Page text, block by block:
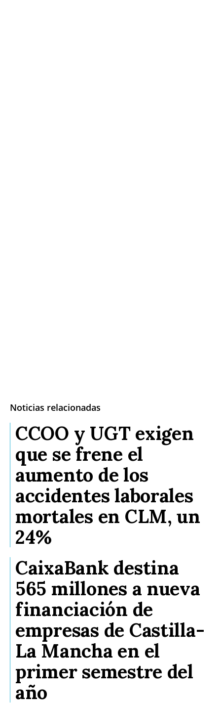
Noticias relacionadas
CCOO y UGT exigen
que se frene el
aumento de los
accidentes laborales
mortales en CLM, un
24%
CaixaBank destina
565 millones a nueva
financiación de
empresas de Castilla-
La Mancha en el
primer semestre del
año